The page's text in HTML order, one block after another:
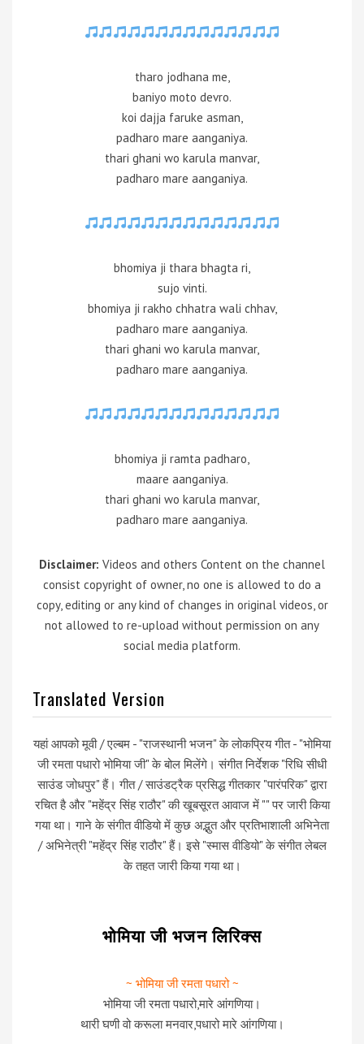
tharo jodhana me,
baniyo moto devro.
koi dajja faruke asman,
padharo mare aanganiya.
thari ghani wo karula manvar,
padharo mare aanganiya.
bhomiya ji thara bhagta ri,
sujo vinti.
bhomiya ji rakho chhatra wali chhav,
padharo mare aanganiya.
thari ghani wo karula manvar,
padharo mare aanganiya.
bhomiya ji ramta padharo,
maare aanganiya.
thari ghani wo karula manvar,
padharo mare aanganiya.
Disclaimer: Videos and others Content on the channel
consist copyright of owner, no one is allowed to do a
copy, editing or any kind of changes in original videos, or
not allowed to re-upload without permission on any
social media platform.
Translated Version
यहां आपको मूवी / एल्बम - "राजस्थानी भजन" के लोकप्रिय गीत - "भोमिया
जी रमता पधारो भोमिया जी" के बोल मिलेंगे। संगीत निर्देशक "रिधि सीधी
साउंड जोधपुर" हैं। गीत / साउंडट्रैक प्रसिद्ध गीतकार "पारंपरिक" द्वारा
रचित है और "महेंद्र सिंह राठौर" की खूबसूरत आवाज में "" पर जारी किया
गया था। गाने के संगीत वीडियो में कुछ अद्भुत और प्रतिभाशाली अभिनेता
/ अभिनेत्री "महेंद्र सिंह राठौर" हैं। इसे "स्मास वीडियो" के संगीत लेबल
के तहत जारी किया गया था।
भोमिया जी भजन लिरिक्स
~ भोमिया जी रमता पधारो ~
भोमिया जी रमता पधारो,मारे आंगणिया।
थारी घणी वो करूला मनवार,पधारो मारे आंगणिया।